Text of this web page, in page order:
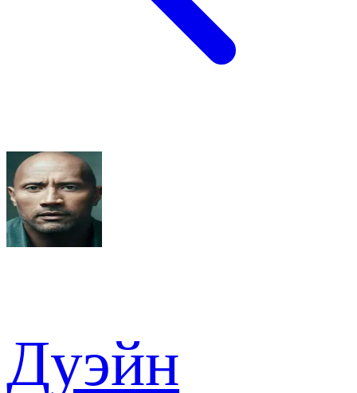
Дуэйн